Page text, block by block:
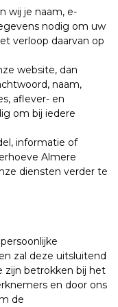
wij je naam, e-
nodig om uw
verloop daarvan op
website, dan
naam,
aflever- en
om bij iedere
informatie of
Almere
diensten verder te
zal deze uitsluitend
zijn betrokken bij het
en door ons
de